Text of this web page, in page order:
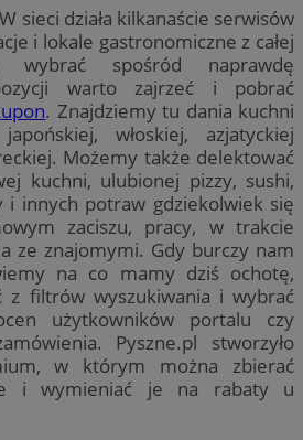
sieci działa kilkanaście serwisów
i lokale gastronomiczne z całej
spośród naprawdę
warto zajrzeć i pobrać
. Znajdziemy tu dania kuchni
włoskiej, azjatyckiej
Możemy także delektować
kuchni, ulubionej pizzy, sushi,
i innych potraw gdziekolwiek się
zaciszu, pracy, w trakcie
ze znajomymi. Gdy burczy nam
na co mamy dziś ochotę,
z filtrów wyszukiwania i wybrać
użytkowników portalu czy
Pyszne.pl stworzyło
w którym można zbierać
i wymieniać je na rabaty u